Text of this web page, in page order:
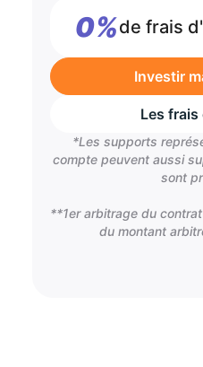
0%de frais
Investir
Les frais
*Les supports
compte peuvent aussi
sont
**1er arbitrage du
du montant